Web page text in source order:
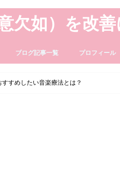
欠如）を改
ブログ記事一覧 プロフィール
すめしたい音楽療法とは？